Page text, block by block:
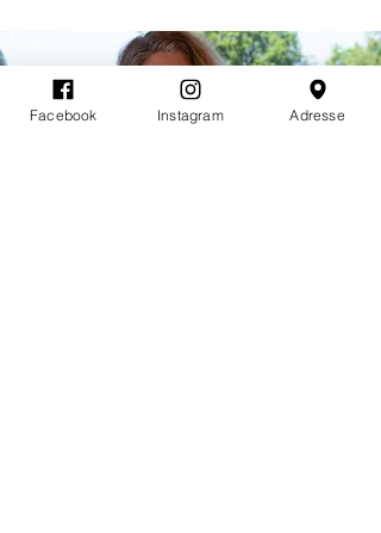
Facebook Instagram Adresse